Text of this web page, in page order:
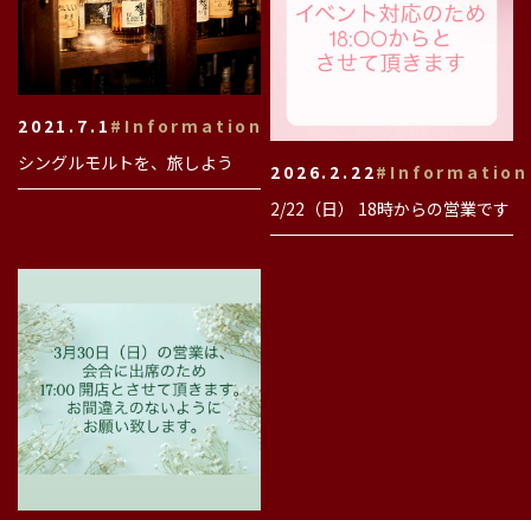
2021.7.1 #Information
シングルモルトを、旅しよう
2026.2.22#Information
2/22（日） 18時からの営業です